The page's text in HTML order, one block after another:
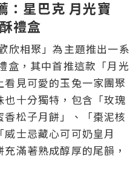
：星巴克 月光寶
禮盒
欣相聚」為主題推出一系
盒，其中首推這款「月光
見可愛的玉兔一家團聚
也十分獨特，包含「玫瑰
松子月餅」、「棗泥核
士忌藏心可可奶皇月
滿著熟成醇厚的尾韻，